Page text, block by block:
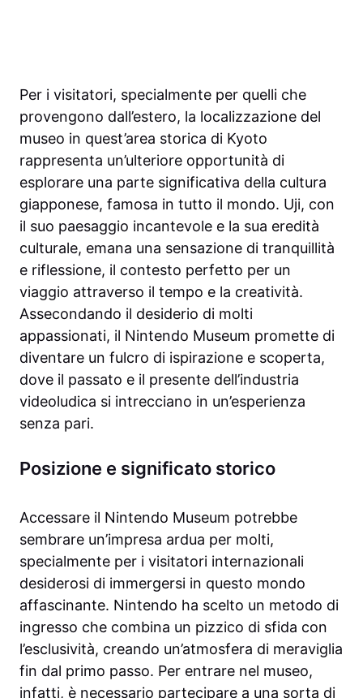
Per i visitatori, specialmente per quelli che
provengono dall’estero, la localizzazione del
museo in quest’area storica di Kyoto
rappresenta un’ulteriore opportunità di
esplorare una parte significativa della cultura
giapponese, famosa in tutto il mondo. Uji, con
il suo paesaggio incantevole e la sua eredità
culturale, emana una sensazione di tranquillità
e riflessione, il contesto perfetto per un
viaggio attraverso il tempo e la creatività.
Assecondando il desiderio di molti
appassionati, il Nintendo Museum promette di
diventare un fulcro di ispirazione e scoperta,
dove il passato e il presente dell’industria
videoludica si intrecciano in un’esperienza
senza pari.
Posizione e significato storico
Accessare il Nintendo Museum potrebbe
sembrare un’impresa ardua per molti,
specialmente per i visitatori internazionali
desiderosi di immergersi in questo mondo
affascinante. Nintendo ha scelto un metodo di
ingresso che combina un pizzico di sfida con
l’esclusività, creando un’atmosfera di meraviglia
fin dal primo passo. Per entrare nel museo,
infatti, è necessario partecipare a una sorta di